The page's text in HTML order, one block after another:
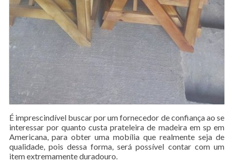
É imprescindível buscar por um fornecedor de confiança ao se
interessar por quanto custa prateleira de madeira em sp em
Americana, para obter uma mobília que realmente seja de
qualidade, pois dessa forma, será possível contar com um
item extremamente duradouro.